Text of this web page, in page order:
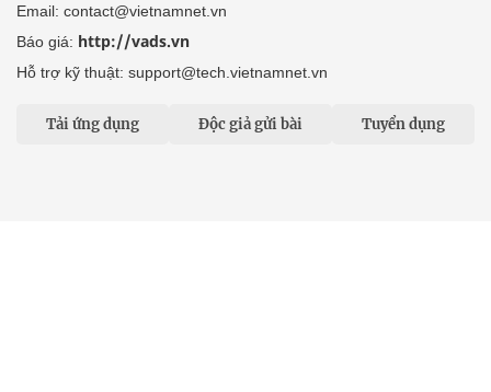
Email: contact@vietnamnet.vn
Báo giá: http://vads.vn
Hỗ trợ kỹ thuật: support@tech.vietnamnet.vn
Tải ứng dụng Độc giả gửi bài Tuyển dụng